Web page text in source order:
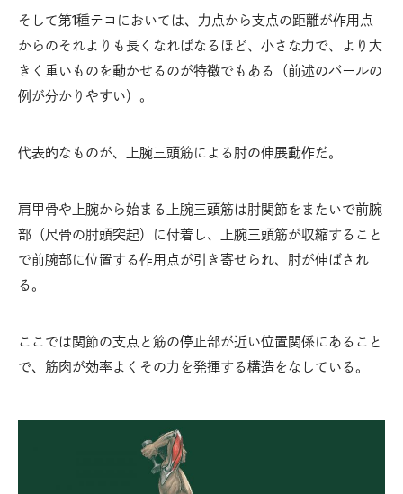
そして第1種テコにおいては、力点から支点の距離が作用点
からのそれよりも長くなればなるほど、小さな力で、より大
きく重いものを動かせるのが特徴でもある（前述のバールの
例が分かりやすい）。
代表的なものが、上腕三頭筋による肘の伸展動作だ。
肩甲骨や上腕から始まる上腕三頭筋は肘関節をまたいで前腕
部（尺骨の肘頭突起）に付着し、上腕三頭筋が収縮すること
で前腕部に位置する作用点が引き寄せられ、肘が伸ばされ
る。
ここでは関節の支点と筋の停止部が近い位置関係にあること
で、筋肉が効率よくその力を発揮する構造をなしている。